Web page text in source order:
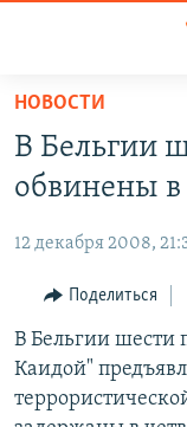
Вернуться
основному
содержанию
навигации
Вернутся
поиску
КАЗАХСТАН
УЗБЕКИСТАН
ТАДЖИКИСТАН
НОВОСТИ
НА ДРУГИХ
ҚАЗАҚША
КЫРГЫЗЧА
ЎЗБЕКЧА
НОВОСТИ
В Бельгии
обвинены в
12 декабря 2008,
Поделиться
В Бельгии шести
Каидой"